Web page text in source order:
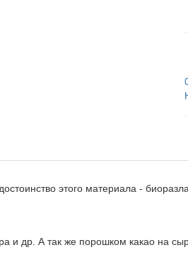
этого материала -
и др. А так же порошком какао на